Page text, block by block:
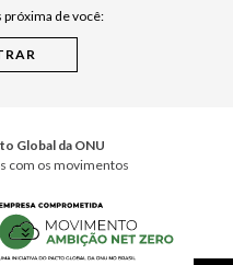
próxima de você:
Global da ONU
com os movimentos